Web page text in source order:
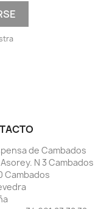
de Cambados
N 3 Cambados
Cambados